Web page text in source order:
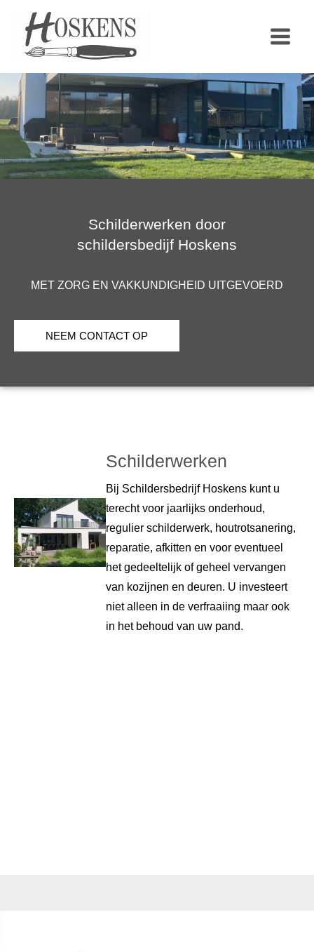
Schilderwerken door
schildersbedijf Hoskens
MET ZORG EN VAKKUNDIGHEID UITGEVOERD
NEEM CONTACT OP
Schilderwerken
Bij Schildersbedrijf Hoskens kunt u
terecht voor jaarlijks onderhoud,
regulier schilderwerk, houtrotsanering,
reparatie, afkitten en voor eventueel
het gedeeltelijk of geheel vervangen
van kozijnen en deuren. U investeert
niet alleen in de verfraaiing maar ook
in het behoud van uw pand.